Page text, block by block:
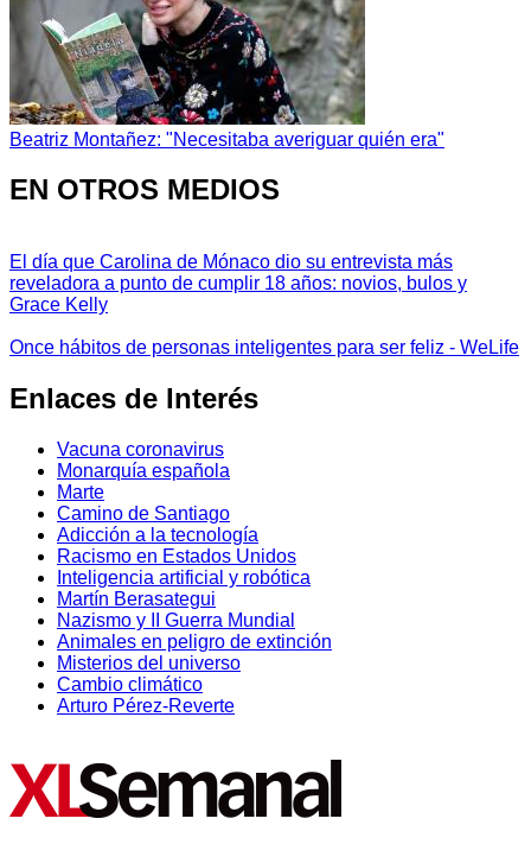
Beatriz Montañez: "Necesitaba averiguar quién era"
EN OTROS MEDIOS
El día que Carolina de Mónaco dio su entrevista más
reveladora a punto de cumplir 18 años: novios, bulos y
Grace Kelly
Once hábitos de personas inteligentes para ser feliz - WeLife
Enlaces de Interés
Vacuna coronavirus
Monarquía española
Marte
Camino de Santiago
Adicción a la tecnología
Racismo en Estados Unidos
Inteligencia artificial y robótica
Martín Berasategui
Nazismo y II Guerra Mundial
Animales en peligro de extinción
Misterios del universo
Cambio climático
Arturo Pérez-Reverte